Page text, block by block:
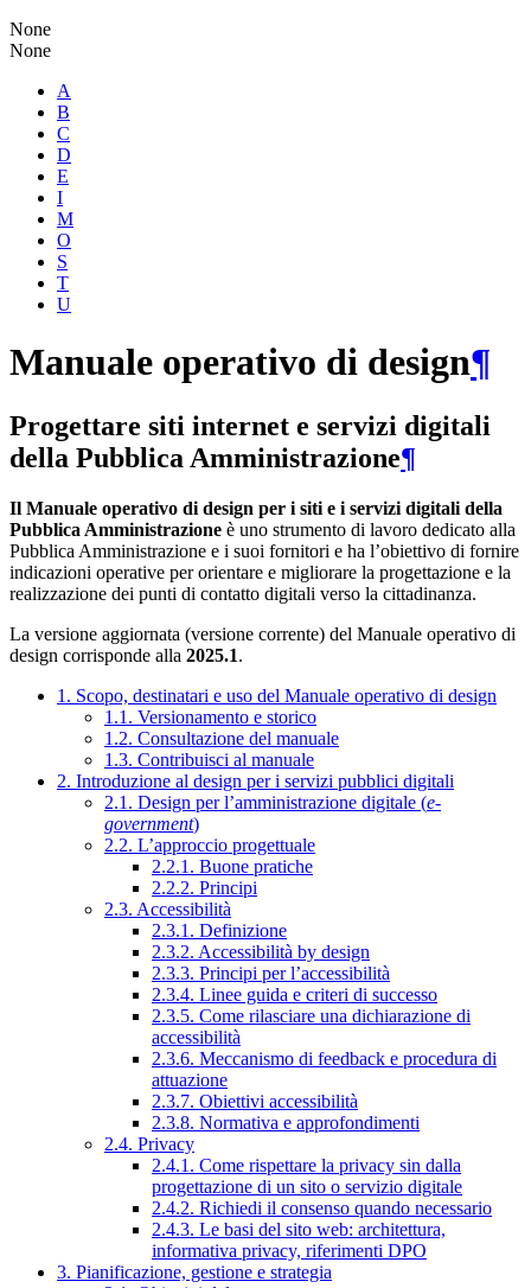
None
None
A
B
C
D
E
I
M
O
S
T
U
Manuale operativo di design¶
Progettare siti internet e servizi digitali
della Pubblica Amministrazione¶
Il Manuale operativo di design per i siti e i servizi digitali della
Pubblica Amministrazione è uno strumento di lavoro dedicato alla
Pubblica Amministrazione e i suoi fornitori e ha l’obiettivo di fornire
indicazioni operative per orientare e migliorare la progettazione e la
realizzazione dei punti di contatto digitali verso la cittadinanza.
La versione aggiornata (versione corrente) del Manuale operativo di
design corrisponde alla 2025.1.
1. Scopo, destinatari e uso del Manuale operativo di design
1.1. Versionamento e storico
1.2. Consultazione del manuale
1.3. Contribuisci al manuale
2. Introduzione al design per i servizi pubblici digitali
2.1. Design per l’amministrazione digitale (e-
government)
2.2. L’approccio progettuale
2.2.1. Buone pratiche
2.2.2. Principi
2.3. Accessibilità
2.3.1. Definizione
2.3.2. Accessibilità by design
2.3.3. Principi per l’accessibilità
2.3.4. Linee guida e criteri di successo
2.3.5. Come rilasciare una dichiarazione di
accessibilità
2.3.6. Meccanismo di feedback e procedura di
attuazione
2.3.7. Obiettivi accessibilità
2.3.8. Normativa e approfondimenti
2.4. Privacy
2.4.1. Come rispettare la privacy sin dalla
progettazione di un sito o servizio digitale
2.4.2. Richiedi il consenso quando necessario
2.4.3. Le basi del sito web: architettura,
informativa privacy, riferimenti DPO
3. Pianificazione, gestione e strategia